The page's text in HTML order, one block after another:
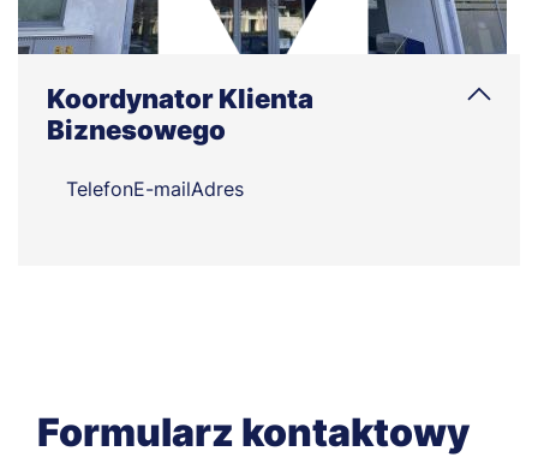
Koordynator Klienta
Biznesowego
TelefonE-mailAdres
Formularz kontaktowy